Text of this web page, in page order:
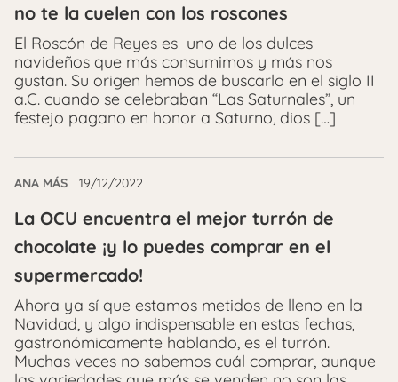
no te la cuelen con los roscones
El Roscón de Reyes es uno de los dulces
navideños que más consumimos y más nos
gustan. Su origen hemos de buscarlo en el siglo II
a.C. cuando se celebraban “Las Saturnales”, un
festejo pagano en honor a Saturno, dios […]
ANA MÁS 19/12/2022
La OCU encuentra el mejor turrón de
chocolate ¡y lo puedes comprar en el
supermercado!
Ahora ya sí que estamos metidos de lleno en la
Navidad, y algo indispensable en estas fechas,
gastronómicamente hablando, es el turrón.
Muchas veces no sabemos cuál comprar, aunque